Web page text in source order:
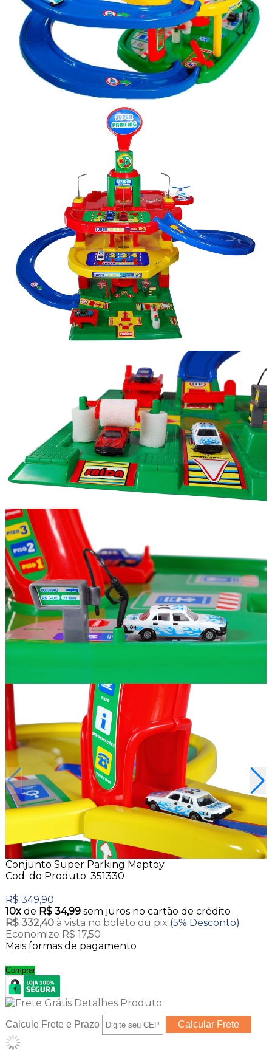
Conjunto Super Parking Maptoy
Cod. do Produto: 351330
R$ 349,90
10xde R$ 34,99 sem juros no cartão de crédito
R$ 332,40 à vista no boleto ou pix (5% Desconto)
Economize R$ 17,50
Mais formas de pagamento
Comprar
Calcule Frete e Prazo